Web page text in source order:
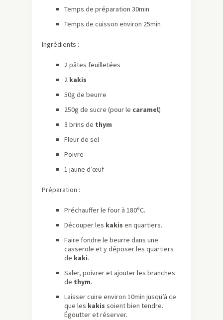
Temps de préparation 30min
Temps de cuisson environ 25min
Ingrédients :
2 pâtes feuilletées
2 kakis
50g de beurre
250g de sucre (pour le caramel)
3 brins de thym
Fleur de sel
Poivre
1 jaune d’œuf
Préparation :
Préchauffer le four à 180°C.
Découper les kakis en quartiers.
Faire fondre le beurre dans une
casserole et y déposer les quartiers
de kaki.
Saler, poivrer et ajouter les branches
de thym.
Laisser cuire environ 10min jusqu’à ce
que les kakis soient bien tendre.
Égoutter et réserver.